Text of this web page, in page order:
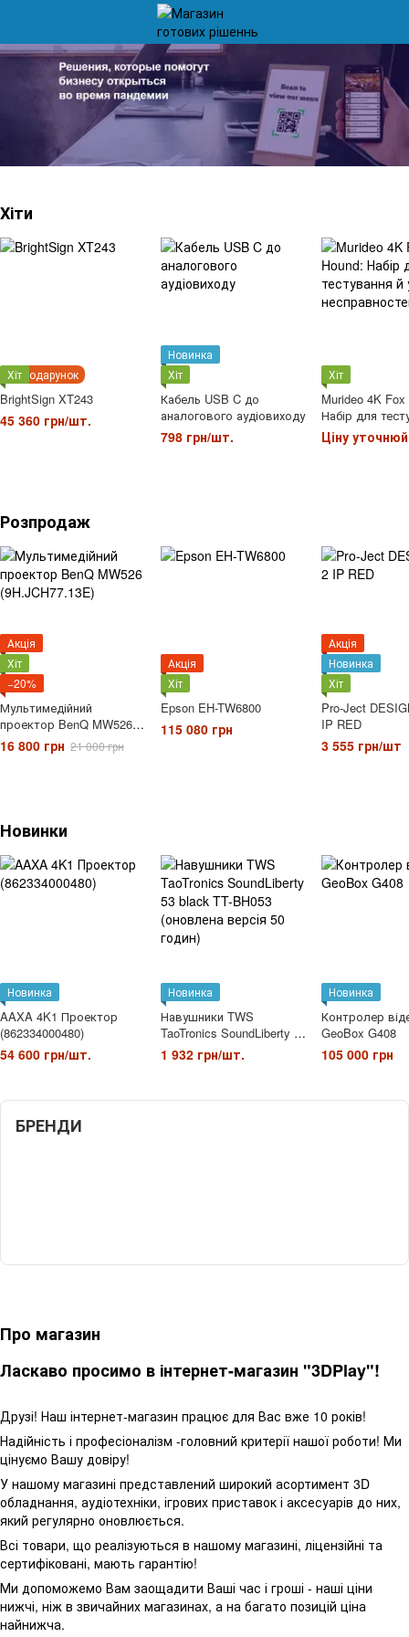
Хіти
Подарунок
Хіт
BrightSign XT243
45 360 грн/шт.
Новинка
Хіт
Кабель USB C до
аналогового аудіовиходу
798 грн/шт.
Хіт
Murideo 4K
Набір для
усунення
HDMI
Ціну
Розпродаж
Акція
Хіт
−20%
Мультимедійний
проектор BenQ MW526
(9H.JCH77.13E)
16 800 грн 21 000 грн
Акція
Хіт
Epson EH-TW6800
115 080 грн
Акція
Новинка
Хіт
Pro-Ject
IP RED
3 555 грн/шт
Новинки
Новинка
AAXA 4K1 Проектор
(862334000480)
54 600 грн/шт.
Новинка
Навушники TWS
TaoTronics SoundLiberty 53
black TT-BH053
(оновлена версія 50
1 932 грн/шт.
Новинка
Контролер
GeoBox G408
105 000 грн
БРЕНДИ
Про магазин
Ласкаво просимо в інтернет-магазин "3DPlay"!
Друзі! Наш інтернет-магазин працює для Вас вже 10 років!
Надійність і професіоналізм -головний критерії нашої роботи! Ми
цінуємо Вашу довіру!
У нашому магазині представлений широкий асортимент 3D
обладнання, аудіотехніки, ігрових приставок і аксесуарів до них,
який регулярно оновлюється.
Всі товари, що реалізуються в нашому магазині, ліцензійні та
сертифіковані, мають гарантію!
Ми допоможемо Вам заощадити Ваші час і гроші - наші ціни
нижчі, ніж в звичайних магазинах, а на багато позицій ціна
найнижча.